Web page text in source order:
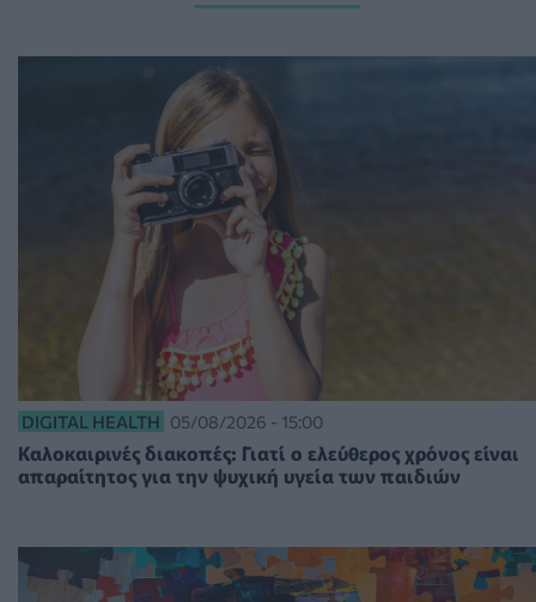
DIGITAL HEALTH 05/08/2026 - 15:00
Καλοκαιρινές διακοπές: Γιατί ο ελεύθερος χρόνος είναι
απαραίτητος για την ψυχική υγεία των παιδιών